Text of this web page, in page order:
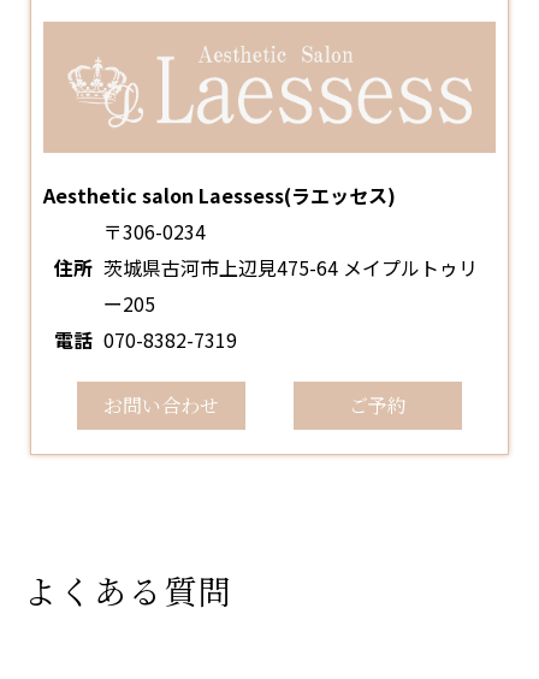
Aesthetic salon Laessess(ラエッセス)
住所
〒306-0234
茨城県古河市上辺見475-64 メイプルトゥリ
ー205
電話 070-8382-7319
お問い合わせ ご予約
よくある質問